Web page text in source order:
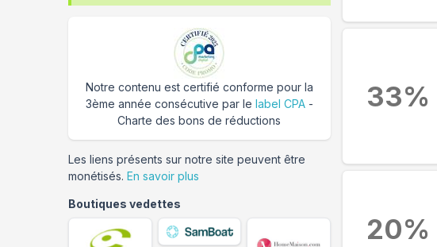
33%
20%
Notre contenu est certifié conforme pour la
3ème année consécutive par le label CPA-
Charte des bons de réductions
Les liens présents sur notre site peuvent être
monétisés. En savoir plus
Boutiques vedettes